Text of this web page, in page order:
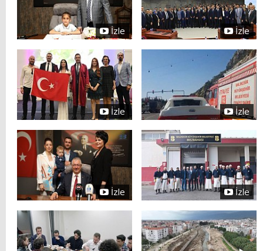
İzle İzle
İzle İzle
İzle İzle